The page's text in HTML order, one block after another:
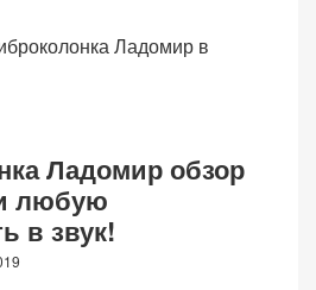
Ладомир обзор
любую
в звук!